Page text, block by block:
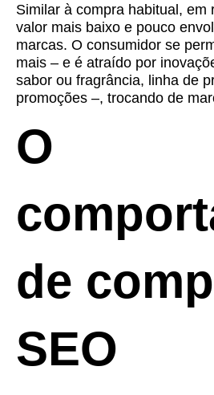
Similar à compra habitual, em
valor mais baixo e pouco
marcas. O consumidor se
mais – e é atraído por
sabor ou fragrância, linha de
promoções –, trocando de
O
de
SEO